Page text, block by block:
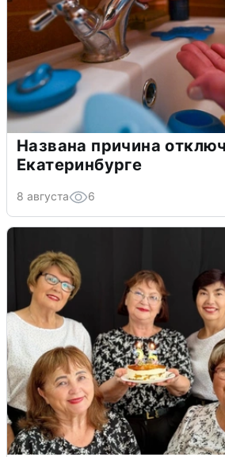
Названа причина
Екатеринбурге
8 августа 6